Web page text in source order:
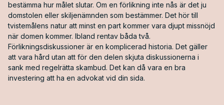
bestämma hur målet slutar. Om en förlikning inte nås är det ju
domstolen eller skiljenämnden som bestämmer. Det hör till
tvistemålens natur att minst en part kommer vara djupt missnöjd
när domen kommer. Ibland rentav båda två.
Förlikningsdiskussioner är en komplicerad historia. Det gäller
att vara hård utan att för den delen skjuta diskussionerna i
sank med regelrätta skambud. Det kan då vara en bra
investering att ha en advokat vid din sida.